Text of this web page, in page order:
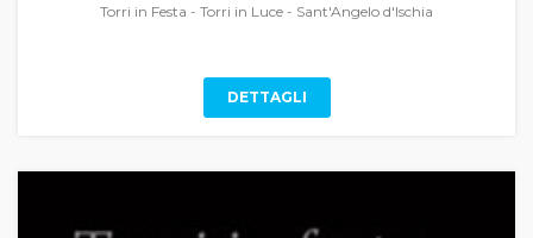
Torri in Festa - Torri in Luce - Sant'Angelo d'Ischia
DETTAGLI